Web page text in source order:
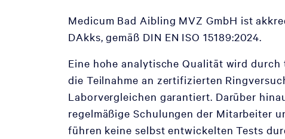
Medicum Bad Aibling MVZ GmbH ist
DAkks, gemäß DIN EN ISO 15189:2024.
Eine hohe analytische Qualität wird
die Teilnahme an zertifizierten
Laborvergleichen garantiert. Darüber
regelmäßige Schulungen der Mitarbeiter
führen keine selbst entwickelten Tests